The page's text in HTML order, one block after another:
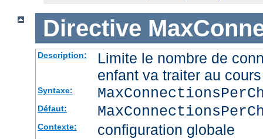
Directive
Description:
Limite le nombre de
enfant va traiter au
Syntaxe:
Défaut:
Contexte: configuration globale